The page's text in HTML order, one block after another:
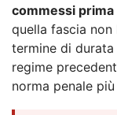
commessi prima
quella fascia
termine di durata
regime
norma penale